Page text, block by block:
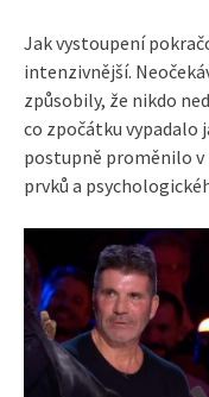
Jak vystoupení
intenzivnější.
způsobily, že nikdo
co zpočátku vypadalo
postupně proměnilo
prvků a